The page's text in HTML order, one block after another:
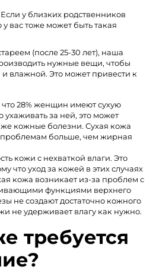
у близких родственников
у вас тоже может быть такая
(после 25-30 лет), наша
нужные вещи, чтобы
и влажной. Это может привести к
28% женщин имеют сухую
за ней, это может
кожные болезни. Сухая кожа
больше, чем жирная
кожи с нехваткой влаги. Это
что уход за кожей в этих случаях
кожа возникает из-за проблем с
функциями верхнего
не создают достаточно кожного
не удерживает влагу как нужно.
требуется